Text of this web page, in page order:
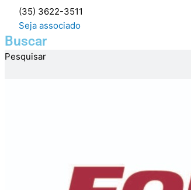
para
o
conteúdo
(35) 3622-3511
Seja associado
Buscar
Pesquisar